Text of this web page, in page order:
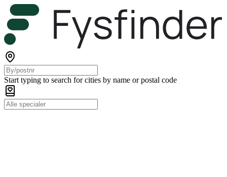
Start typing to search for cities by name or postal code